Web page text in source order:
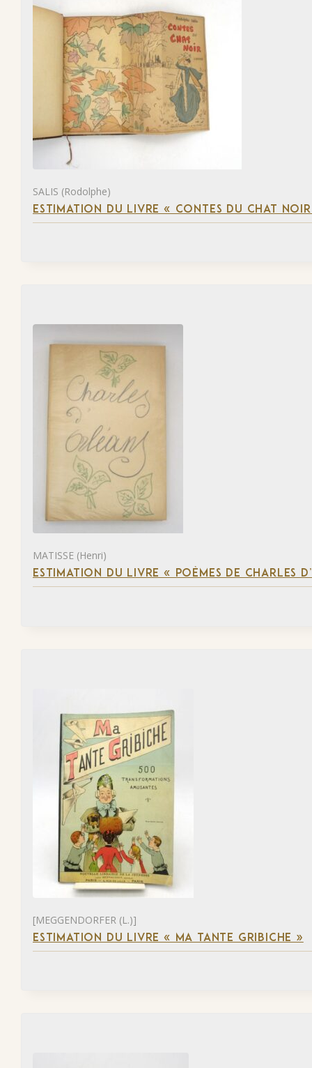
SALIS (Rodolphe)
ESTIMATION DU LIVRE « CONTES DU CHAT
MATISSE (Henri)
ESTIMATION DU LIVRE « POÈMES DE CHARLES
[MEGGENDORFER (L.)]
ESTIMATION DU LIVRE « MA TANTE GRIBICHE »